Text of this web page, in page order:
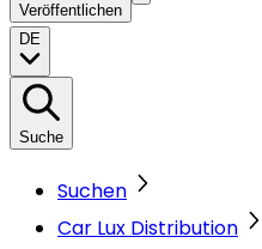
Veröffentlichen
DE
Suche
Suchen
Car Lux Distribution